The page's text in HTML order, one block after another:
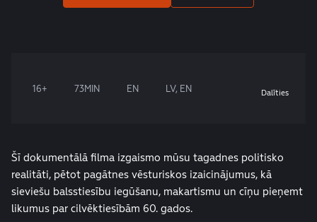
16+ 73MIN EN LV, EN Dalīties
Šī dokumentālā filma izgaismo mūsu tagadnes politisko
realitāti, pētot pagātnes vēsturiskos izaicinājumus, kā
sieviešu balsstiesību iegūšanu, makartismu un cīņu pieņemt
likumus par cilvēktiesībām 60. gados.